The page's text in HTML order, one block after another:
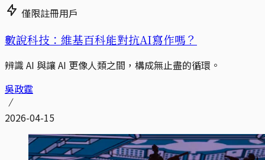
僅限註冊用戶
數說科技：維基百科能對抗AI寫作嗎？
辨識 AI 與讓 AI 更像人類之間，構成無止盡的循環。
吳政霆
2026-04-15